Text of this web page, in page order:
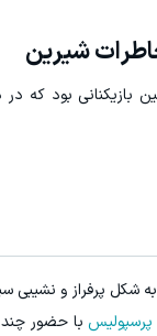
شیرین
بازیکنانی بود که
پرسپولیس با حضور چند
مشاهده و خرید